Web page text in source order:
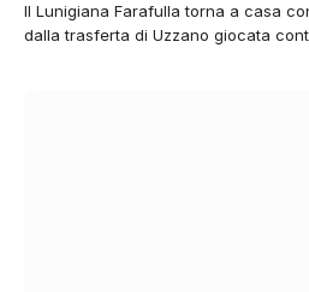
Il Lunigiana Farafulla torna a casa
dalla trasferta di Uzzano giocata